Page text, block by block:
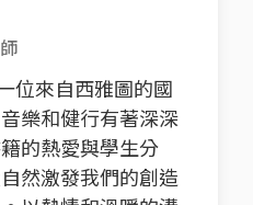
位來自西雅圖的國
樂和健行有著深深
的熱愛與學生分
然激發我們的創造